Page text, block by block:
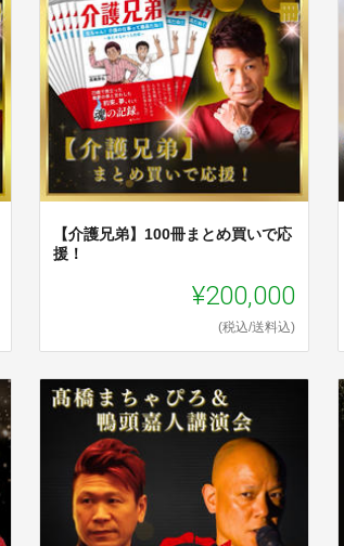
【介護兄弟】100冊まとめ買いで応
援！
¥200,000
(税込/送料込)